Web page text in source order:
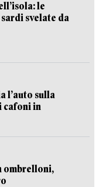
le
svelate da
l’auto sulla
cafoni in
ombrelloni,